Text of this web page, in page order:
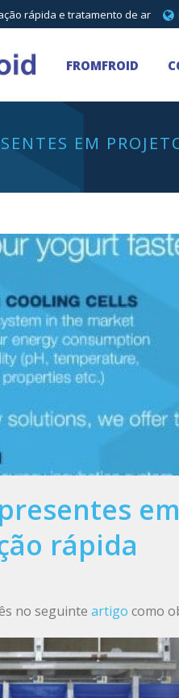
rápida e tratamento de ar
FROMFROID
EM
rápida
no seguinte artigo como